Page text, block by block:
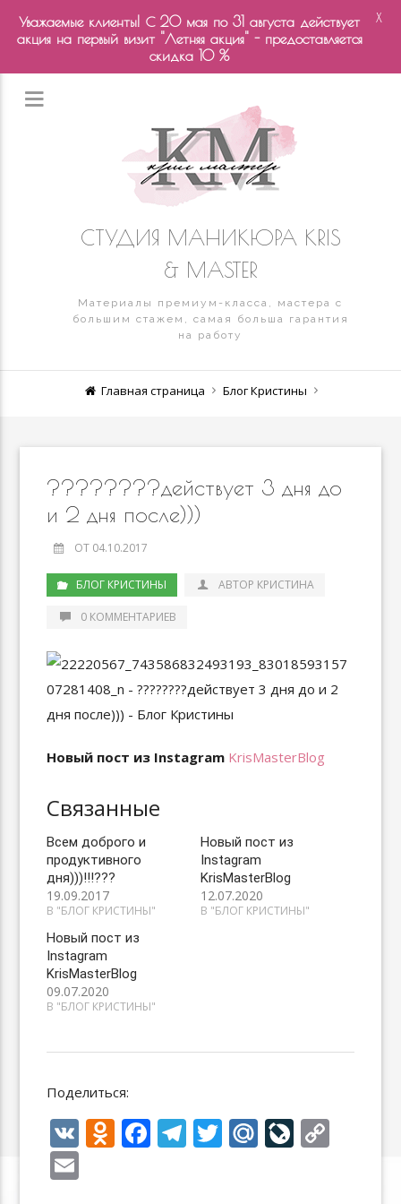
СТУДИЯ МАНИКЮРА KRIS
& MASTER
Материалы премиум-класса, мастера с
большим стажем, самая больша гарантия
на работу
Главная страница Блог Кристины
????????действует 3 дня до
и 2 дня после)))
ОТ 04.10.2017
БЛОГ КРИСТИНЫ АВТОР КРИСТИНА
0 КОММЕНТАРИЕВ
Новый пост из Instagram KrisMasterBlog
Связанные
Всем доброго и
продуктивного
дня)))!!!???
19.09.2017
В "БЛОГ КРИСТИНЫ"
Новый пост из
Instagram
KrisMasterBlog
12.07.2020
В "БЛОГ КРИСТИНЫ"
Новый пост из
Instagram
KrisMasterBlog
09.07.2020
В "БЛОГ КРИСТИНЫ"
Поделиться:
V O F T T M Li
Уважаемые клиенты! С 20 мая по 31 августа действует
акция на первый визит "Летняя акция" - предоставляется
скидка 10 %
X